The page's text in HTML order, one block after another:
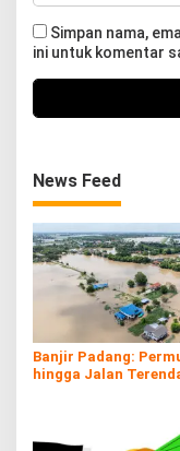
Simpan nama,
ini untuk komentar
News Feed
Banjir Padang:
hingga Jalan